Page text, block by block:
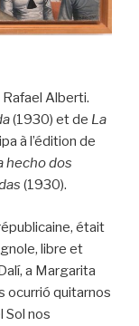
Alberti.
(1930) et de La
à l’édition de
hecho dos
(1930).
était
libre et
a Margarita
ocurrió quitarnos
Sol nos